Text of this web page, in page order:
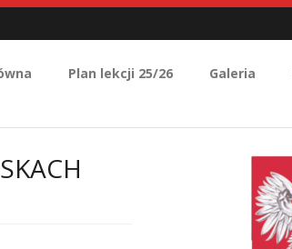
Plan lekcji 25/26 Galeria